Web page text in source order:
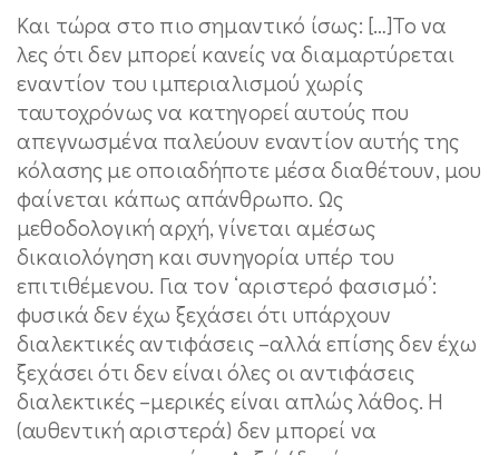
Και τώρα στο πιο σημαντικό ίσως: […]Το να
λες ότι δεν μπορεί κανείς να διαμαρτύρεται
εναντίον του ιμπεριαλισμού χωρίς
ταυτοχρόνως να κατηγορεί αυτούς που
απεγνωσμένα παλεύουν εναντίον αυτής της
κόλασης με οποιαδήποτε μέσα διαθέτουν, μου
φαίνεται κάπως απάνθρωπο. Ως
μεθοδολογική αρχή, γίνεται αμέσως
δικαιολόγηση και συνηγορία υπέρ του
επιτιθέμενου. Για τον ‘αριστερό φασισμό’:
φυσικά δεν έχω ξεχάσει ότι υπάρχουν
διαλεκτικές αντιφάσεις –αλλά επίσης δεν έχω
ξεχάσει ότι δεν είναι όλες οι αντιφάσεις
διαλεκτικές –μερικές είναι απλώς λάθος. Η
(αυθεντική αριστερά) δεν μπορεί να